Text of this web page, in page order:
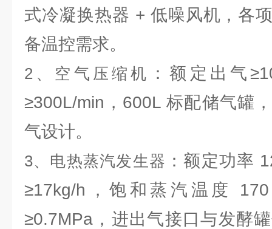
式冷凝换热器 + 低噪风机，各
备温控需求。
2、空气压缩机 ：额定出气
≥300L/min，600L 标配储气罐
气设计。
3、电热蒸汽发生器 ：额定功率
≥17kg/h，饱和蒸汽温度
≥0.7MPa，进出气接口与发酵